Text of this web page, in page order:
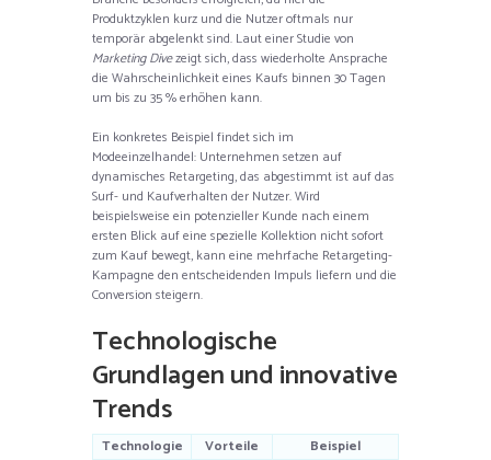
Produktzyklen kurz und die Nutzer oftmals nur
temporär abgelenkt sind. Laut einer Studie von
Marketing Divezeigt sich, dass wiederholte Ansprache
die Wahrscheinlichkeit eines Kaufs binnen 30 Tagen
um bis zu 35 % erhöhen kann.
Ein konkretes Beispiel findet sich im
Modeeinzelhandel: Unternehmen setzen auf
dynamisches Retargeting, das abgestimmt ist auf das
Surf- und Kaufverhalten der Nutzer. Wird
beispielsweise ein potenzieller Kunde nach einem
ersten Blick auf eine spezielle Kollektion nicht sofort
zum Kauf bewegt, kann eine mehrfache Retargeting-
Kampagne den entscheidenden Impuls liefern und die
Conversion steigern.
Technologische
Grundlagen und innovative
Trends
Technologie Vorteile Beispiel